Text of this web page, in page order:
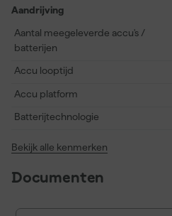
accu en lader.
Aandrijving
Aantal meegeleverde accu's /
batterijen
Accu looptijd
Accu platform
Batterijtechnologie
Bekijk alle kenmerken
Documenten